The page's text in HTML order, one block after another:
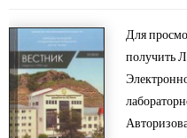
Для
получить